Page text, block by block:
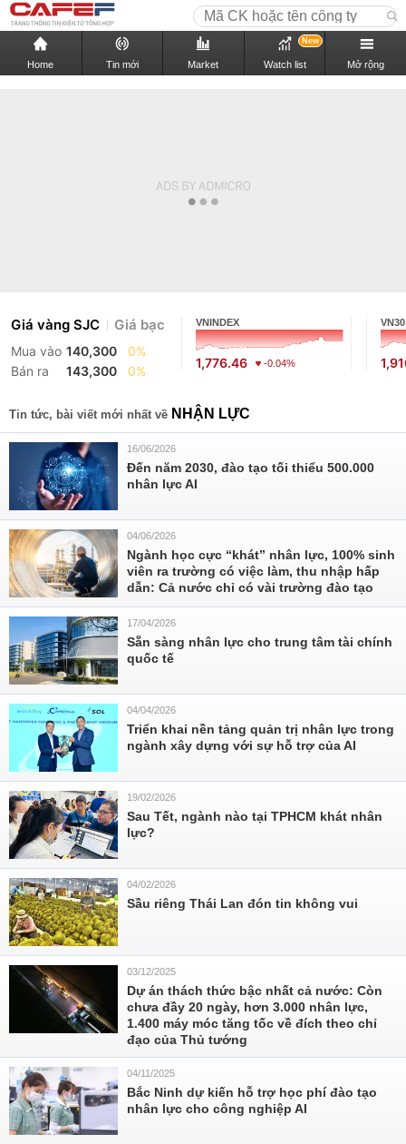
Home Tin mới Market Watch list
New
Mở rộng
Giá vàng SJC Giá bạc
Mua vào 140,300
0%
Bán ra
143,300 0%
VNINDEX
1,776.46 -0.04%
VN30
Tin tức, bài viết mới nhất về NHẬN LỰC
16/06/2026
Đến năm 2030, đào tạo tối thiểu 500.000
nhân lực AI
04/06/2026
Ngành học cực “khát” nhân lực, 100% sinh
viên ra trường có việc làm, thu nhập hấp
dẫn: Cả nước chỉ có vài trường đào tạo
17/04/2026
Sẵn sàng nhân lực cho trung tâm tài chính
quốc tế
04/04/2026
Triển khai nền tảng quản trị nhân lực trong
ngành xây dựng với sự hỗ trợ của AI
19/02/2026
Sau Tết, ngành nào tại TPHCM khát nhân
lực?
04/02/2026
Sầu riêng Thái Lan đón tin không vui
03/12/2025
Dự án thách thức bậc nhất cả nước: Còn
chưa đầy 20 ngày, hơn 3.000 nhân lực,
1.400 máy móc tăng tốc về đích theo chỉ
đạo của Thủ tướng
04/11/2025
Bắc Ninh dự kiến hỗ trợ học phí đào tạo
nhân lực cho công nghiệp AI